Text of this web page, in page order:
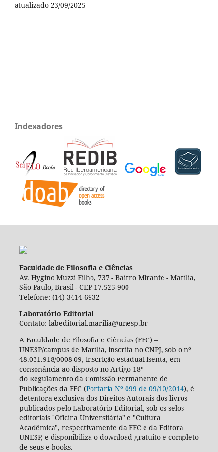
atualizado 23/09/2025
Indexadores
Faculdade de Filosofia e Ciências
Av. Hygino Muzzi Filho, 737 - Bairro Mirante - Marília,
São Paulo, Brasil - CEP 17.525-900
Telefone: (14) 3414-6932
Laboratório Editorial
Contato: labeditorial.marilia@unesp.br
A Faculdade de Filosofia e Ciências (FFC) –
UNESP/campus de Marília, inscrita no CNPJ, sob o nº
48.031.918/0008-09, inscrição estadual isenta, em
consonância ao disposto no Artigo 18º
do Regulamento da Comissão Permanente de
Publicações da FFC (Portaria Nº 099 de 09/10/2014), é
detentora exclusiva dos Direitos Autorais dos livros
publicados pelo Laboratório Editorial, sob os selos
editoriais "Oficina Universitária" e "Cultura
Acadêmica", respectivamente da FFC e da Editora
UNESP, e disponibiliza o download gratuito e completo
de seus e-books.